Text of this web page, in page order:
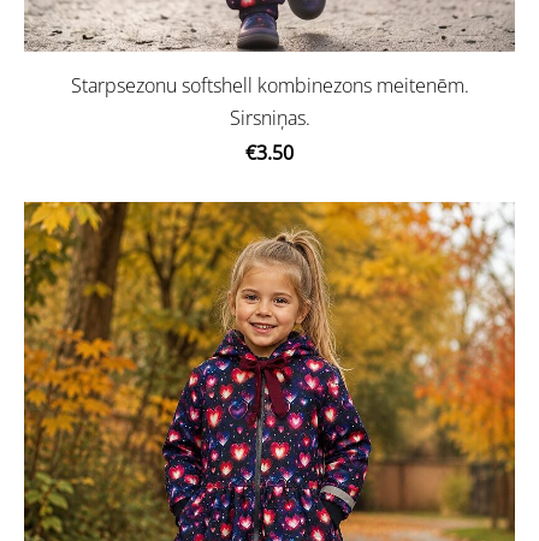
Starpsezonu softshell kombinezons meitenēm.
Sirsniņas.
€3.50